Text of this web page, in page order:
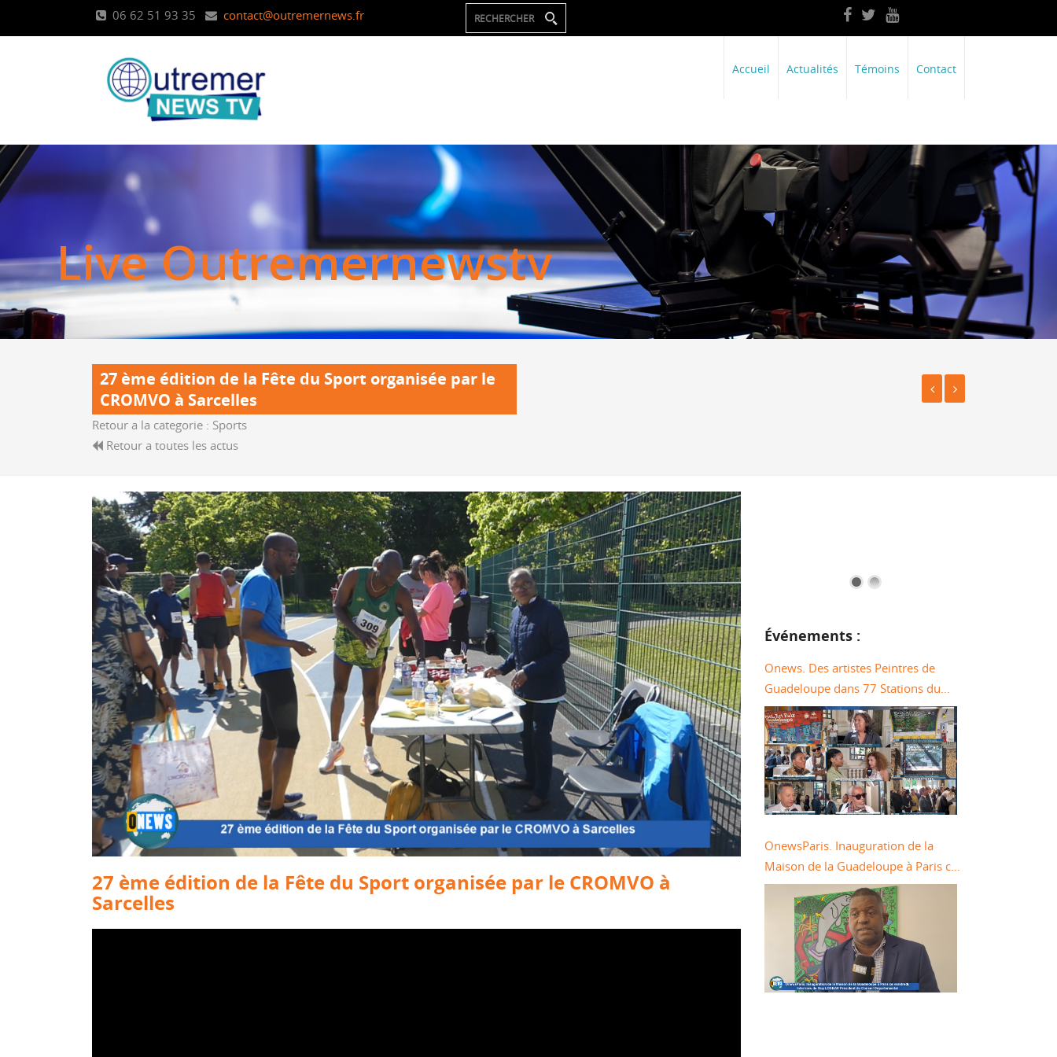
06 62 51 93 35 contact@outremernews.fr
Accueil Actualités Témoins Contact
LiveOutremernewstv
27 ème édition de la Fête du Sport organisée par le
CROMVO à Sarcelles
Retour a la categorie : Sports
Retour a toutes les actus
27 ème édition de la Fête du Sport organisée par le CROMVO à
Sarcelles
Événements :
Onews. Des artistes Peintres de
Guadeloupe dans 77 Stations du
métro à Paris dans le cadre du Salon
Pool Art Fair
OnewsParis. Inauguration de la
Maison de la Guadeloupe à Paris ce
vendredi. Interview de Guy LOSBAR
Président du Conseil Départemental